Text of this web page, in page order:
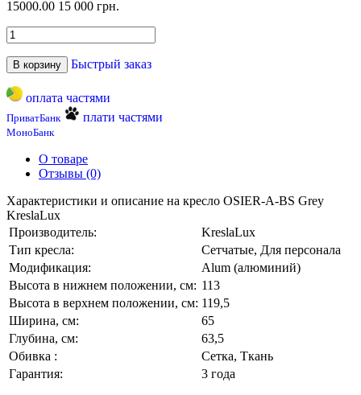
15000.00 15 000 грн.
В корзину Быстрый заказ
оплата частями
ПриватБанк плати частями
МоноБанк
О товаре
Отзывы (0)
Характеристики и описание на кресло OSIER-A-BS Grey
KreslaLux
Производитель:
KreslaLux
Тип кресла:
Сетчатые, Для персонала
Модификация:
Alum (алюминий)
Высота в нижнем положении, см: 113
Высота в верхнем положении, см: 119,5
Ширина, см:
65
Глубина, см:
63,5
Обивка :
Сетка, Ткань
Гарантия:
3 года